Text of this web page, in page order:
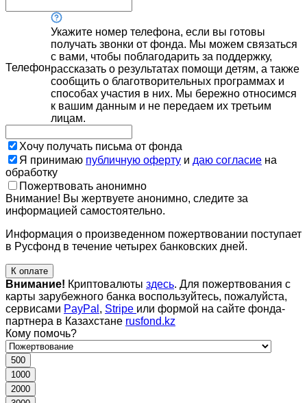
Телефон
Укажите номер телефона, если вы готовы
получать звонки от фонда. Мы можем связаться
с вами, чтобы поблагодарить за поддержку,
рассказать о результатах помощи детям, а также
сообщить о благотворительных программах и
способах участия в них. Мы бережно относимся
к вашим данным и не передаем их третьим
лицам.
Хочу получать письма от фонда
Я принимаю публичную оферту и даю согласие на
обработку
Пожертвовать анонимно
Внимание! Вы жертвуете анонимно, следите за
информацией самостоятельно.
Информация о произведенном пожертвовании поступает
в Русфонд в течение четырех банковских дней.
К оплате
Внимание! Криптовалюты здесь. Для пожертвования с
карты зарубежного банка воспользуйтесь, пожалуйста,
сервисами PayPal , Stripe или формой на сайте фонда-
партнера в Казахстане rusfond.kz
Кому помочь?
500
1000
2000